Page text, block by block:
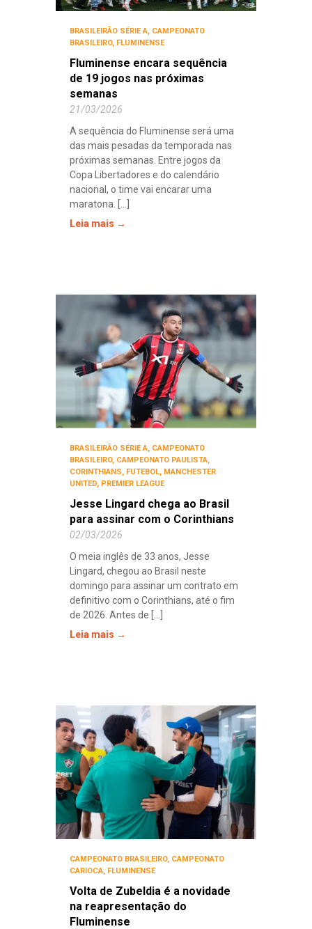
BRASILEIRÃO SÉRIE A, CAMPEONATO
BRASILEIRO, FLUMINENSE
Fluminense encara sequência
de 19 jogos nas próximas
semanas
21/03/2026
A sequência do Fluminense será uma
das mais pesadas da temporada nas
próximas semanas. Entre jogos da
Copa Libertadores e do calendário
nacional, o time vai encarar uma
maratona. [...]
Leia mais →
BRASILEIRÃO SÉRIE A, CAMPEONATO
BRASILEIRO, CAMPEONATO PAULISTA,
CORINTHIANS, FUTEBOL, MANCHESTER
UNITED, PREMIER LEAGUE
Jesse Lingard chega ao Brasil
para assinar com o Corinthians
02/03/2026
O meia inglês de 33 anos, Jesse
Lingard, chegou ao Brasil neste
domingo para assinar um contrato em
definitivo com o Corinthians, até o fim
de 2026. Antes de [...]
Leia mais →
CAMPEONATO BRASILEIRO, CAMPEONATO
CARIOCA, FLUMINENSE
Volta de Zubeldia é a novidade
na reapresentação do
Fluminense